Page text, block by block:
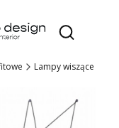
Otwórz
Lampy wiszące